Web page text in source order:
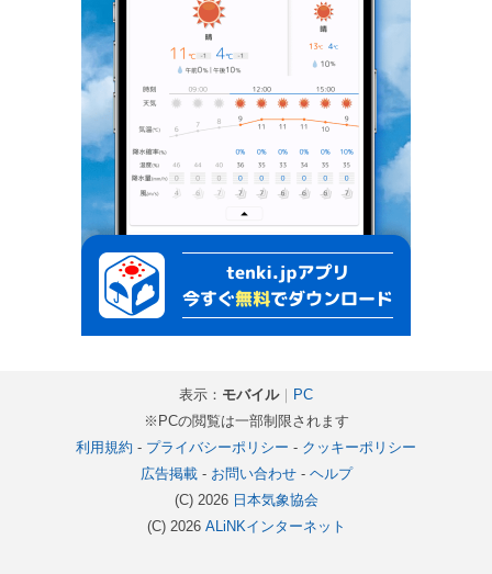
表示： モバイル｜ PC
※PCの閲覧は一部制限されます
利用規約 - プライバシーポリシー - クッキーポリシー
広告掲載- お問い合わせ- ヘルプ
(C) 2026 日本気象協会
(C) 2026 ALiNKインターネット